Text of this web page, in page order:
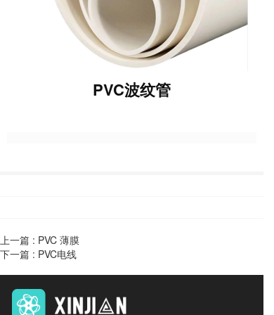
PVC波纹管
上一篇 : PVC 薄膜
下一篇 : PVC电线